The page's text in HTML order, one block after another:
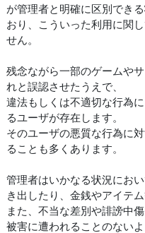
が管理者と明確に区別でき
おり、こういった利用に関
せん。
残念ながら一部のゲームや
れと誤認させたうえで、
違法もしくは不適切な行為
るユーザが存在します。
そのユーザの悪質な行為に
ることも多くあります。
管理者はいかなる状況にお
き出したり、金銭やアイテ
また、不当な差別や誹謗中
被害に遭われることのない